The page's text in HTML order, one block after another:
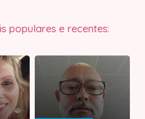
populares e recentes: